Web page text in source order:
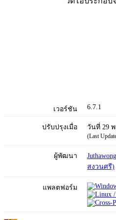
เวอร์ชัน 6.7.1
ปรับปรุงเมื่อ วันที่ 29
(Last
ผู้พัฒนา
สงวนศรี)
แพลตฟอร์ม